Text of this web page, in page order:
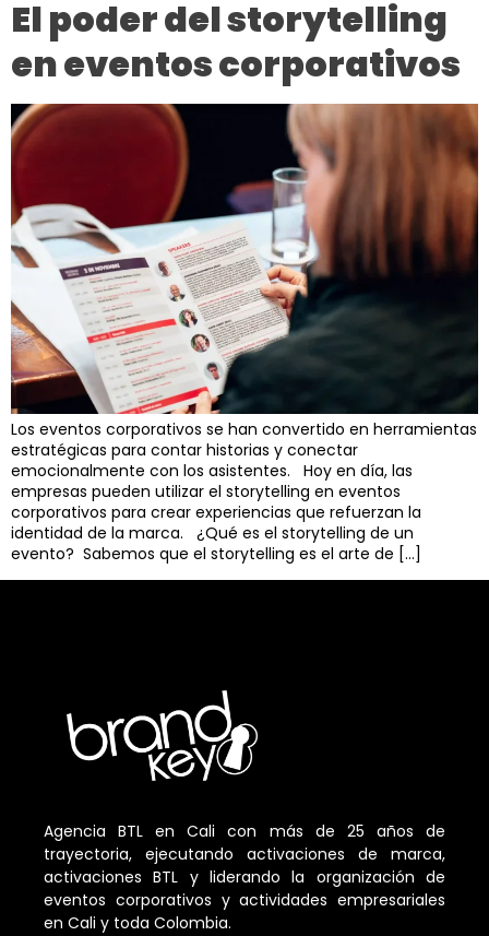
El poder del storytelling
en eventos corporativos
Los eventos corporativos se han convertido en herramientas
estratégicas para contar historias y conectar
emocionalmente con los asistentes. Hoy en día, las
empresas pueden utilizar el storytelling en eventos
corporativos para crear experiencias que refuerzan la
identidad de la marca. ¿Qué es el storytelling de un
evento? Sabemos que el storytelling es el arte de […]
Agencia BTL en Cali con más de 25 años de
trayectoria, ejecutando activaciones de marca,
activaciones BTL y liderando la organización de
eventos corporativos y actividades empresariales
en Cali y toda Colombia.